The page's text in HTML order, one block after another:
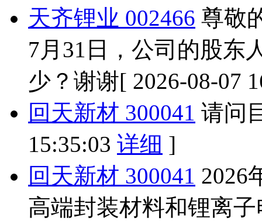
天齐锂业 002466 尊敬
7月31日，公司的股东
少？谢谢[ 2026-08-07
回天新材 300041 请问
15:35:03 详细 ]
回天新材 300041 2026
高端封装材料和锂离